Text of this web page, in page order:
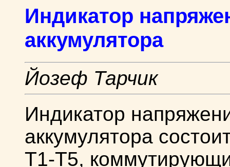
Индикатор
аккумулятора
Йозеф Тарчик
Индикатор
аккумулятора
Т1-Т5,